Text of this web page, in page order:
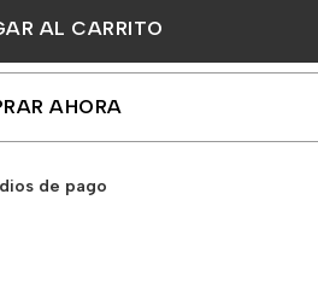
AL CARRITO
AHORA
de pago